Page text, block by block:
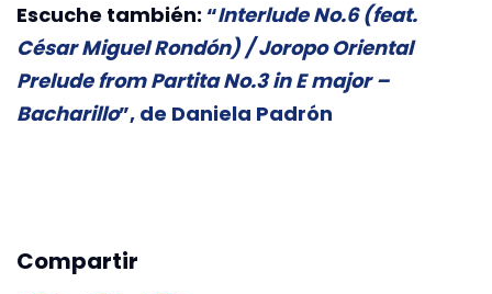
Escuche también: “Interlude No.6 (feat.
César Miguel Rondón) / Joropo Oriental
Prelude from Partita No.3 in E major –
Bacharillo”, de Daniela Padrón
Compartir